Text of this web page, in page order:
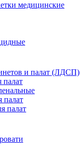
медицинские
и палат (ЛДСП)
палат
палат
палат